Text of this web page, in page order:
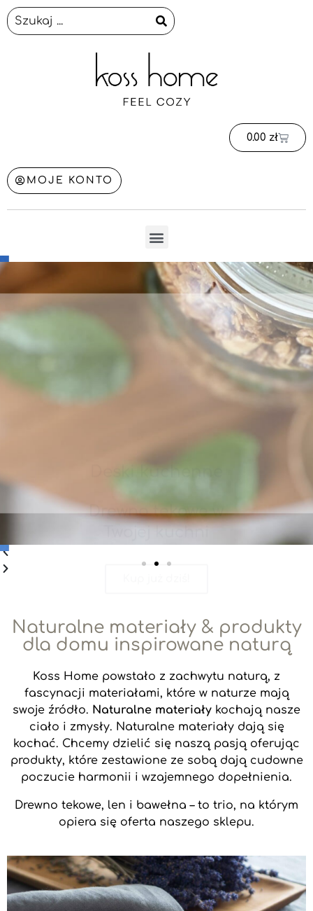
0.00 zł
MOJE KONTO
Deski kuchenne
Drewno tekowe w
Naturalne materiały & produkty
dla domu inspirowane naturą
Koss Home powstało z zachwytu naturą, z
fascynacji materiałami, które w naturze mają
swoje źródło. Naturalne materiały kochają nasze
ciało i zmysły. Naturalne materiały dają się
kochać. Chcemy dzielić się naszą pasją oferując
produkty, które zestawione ze sobą dają cudowne
poczucie harmonii i wzajemnego dopełnienia.
Drewno tekowe, len i bawełna – to trio, na którym
opiera się oferta naszego sklepu.